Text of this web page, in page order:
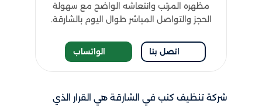
مظهره المرتب وانتعاشه الواضح مع سهولة
الحجز والتواصل المباشر طوال اليوم بالشارقة.
اتصل بنا الواتساب
شركة تنظيف كنب في الشارقة هي القرار الذي